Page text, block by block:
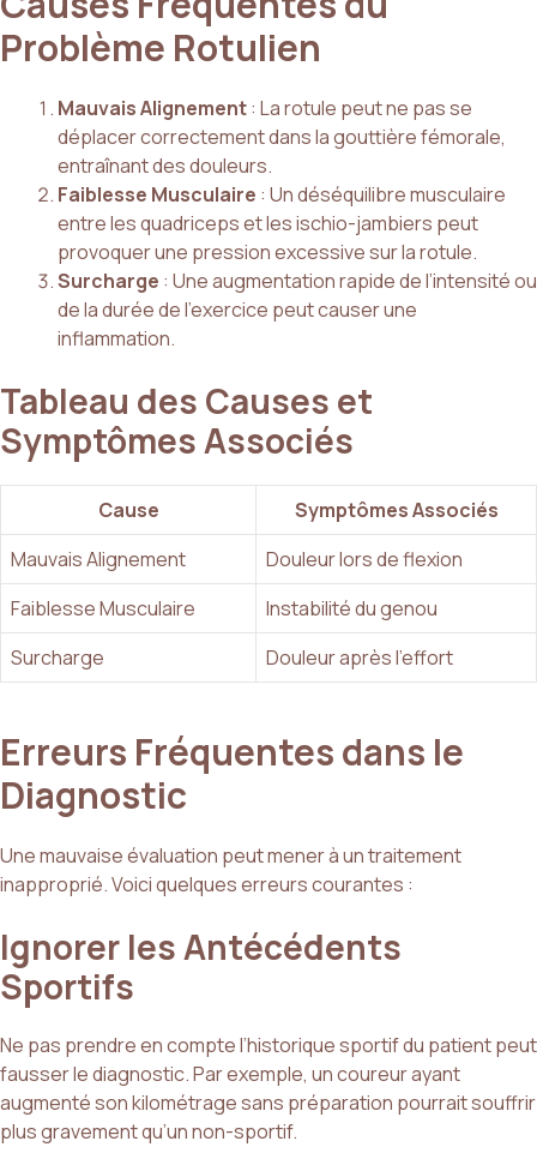
Problème Rotulien
Mauvais Alignement: La rotule peut ne pas se
déplacer correctement dans la gouttière fémorale,
entraînant des douleurs.
Faiblesse Musculaire : Un déséquilibre musculaire
entre les quadriceps et les ischio-jambiers peut
provoquer une pression excessive sur la rotule.
Surcharge : Une augmentation rapide de l’intensité ou
de la durée de l’exercice peut causer une
inflammation.
Tableau des Causes et
Symptômes Associés
Cause
Symptômes Associés
Mauvais Alignement
Douleur lors de flexion
Faiblesse Musculaire
Instabilité du genou
Surcharge
Douleur après l’effort
Erreurs Fréquentes dans le
Diagnostic
Une mauvaise évaluation peut mener à un traitement
inapproprié. Voici quelques erreurs courantes :
Ignorer les Antécédents
Sportifs
Ne pas prendre en compte l’historique sportif du patient peut
fausser le diagnostic. Par exemple, un coureur ayant
augmenté son kilométrage sans préparation pourrait souffrir
plus gravement qu’un non-sportif.